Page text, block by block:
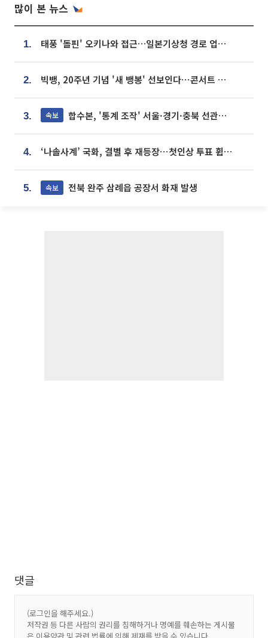
많이 본 뉴스
1. 태풍 '돌핀' 오키나와 접근…일본기상청 경로 업데이트
2. 빅뱅, 20주년 기념 '새 뱅봉' 선보인다⋯콘서트 앞두고 팝업 개최
3. 속보 합수본, '통계 조작' 서울·경기·충북 선관위 등 추가 압수수색
4. ‘나솔사계’ 국화, 결별 후 재등장⋯첫인상 투표 휩쓸고 ‘인기녀’ 등극
5. 속보 전북 완주 삼례읍 공장서 화재 발생
댓글